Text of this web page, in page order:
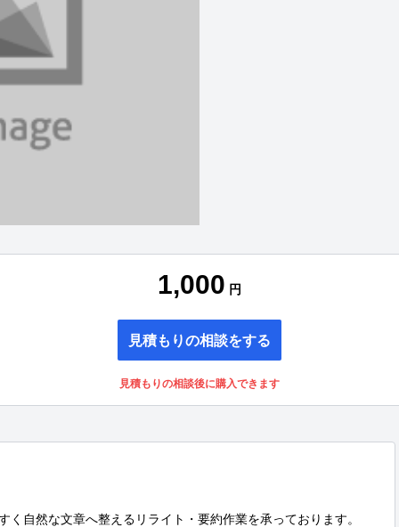
1,000 円
見積もりの相談をする
見積もりの相談後に購入できます
く自然な文章へ整えるリライト・要約作業を承っております。